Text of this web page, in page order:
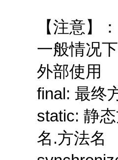
【注意】：
一般情况
外部使用
final: 最终
static: 静
名.方法名